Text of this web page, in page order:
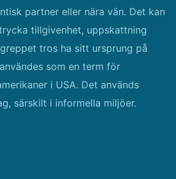
partner eller nära vän. Det kan
tillgivenhet, uppskattning
tros ha sitt ursprung på
som en term för
i USA. Det används
särskilt i informella miljöer.